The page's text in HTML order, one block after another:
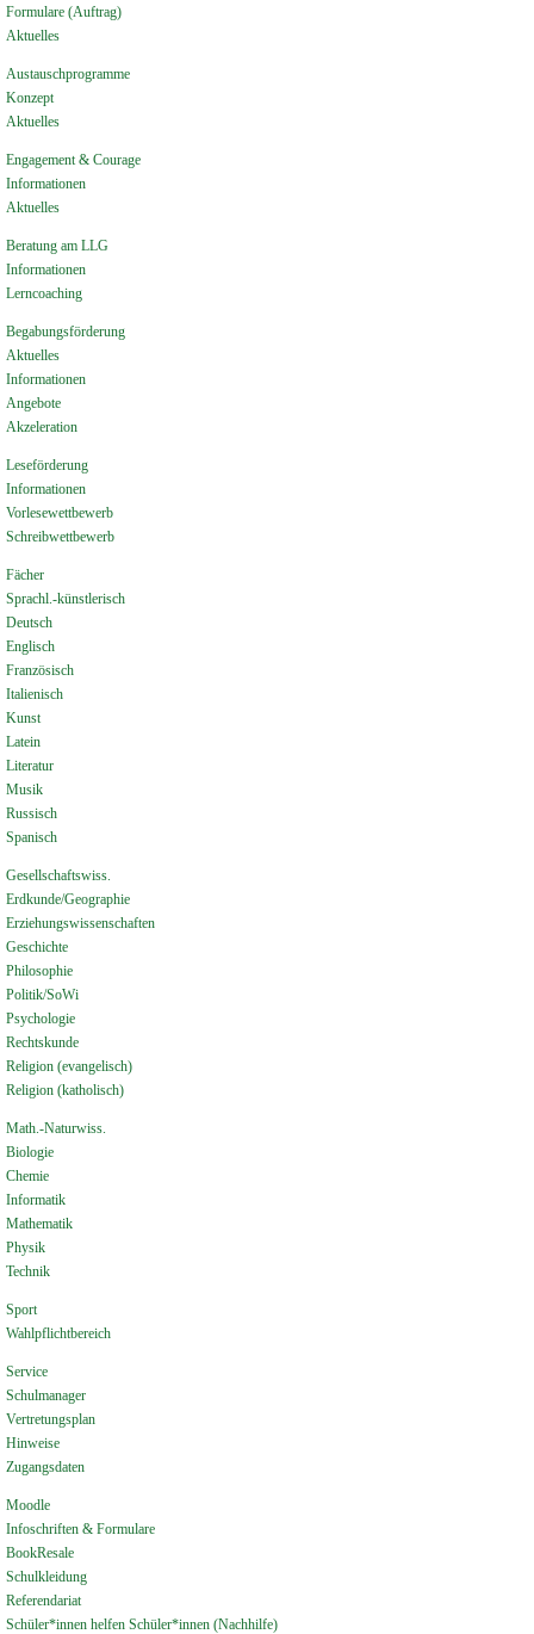
Formulare (Auftrag)
Aktuelles
Austauschprogramme
Konzept
Aktuelles
Engagement & Courage
Informationen
Aktuelles
Beratung am LLG
Informationen
Lerncoaching
Begabungsförderung
Aktuelles
Informationen
Angebote
Akzeleration
Leseförderung
Informationen
Vorlesewettbewerb
Schreibwettbewerb
Fächer
Sprachl.-künstlerisch
Deutsch
Englisch
Französisch
Italienisch
Kunst
Latein
Literatur
Musik
Russisch
Spanisch
Gesellschaftswiss.
Erdkunde/Geographie
Erziehungswissenschaften
Geschichte
Philosophie
Politik/SoWi
Psychologie
Rechtskunde
Religion (evangelisch)
Religion (katholisch)
Math.-Naturwiss.
Biologie
Chemie
Informatik
Mathematik
Physik
Technik
Sport
Wahlpflichtbereich
Service
Schulmanager
Vertretungsplan
Hinweise
Zugangsdaten
Moodle
Infoschriften & Formulare
BookResale
Schulkleidung
Referendariat
Schüler*innen helfen Schüler*innen (Nachhilfe)